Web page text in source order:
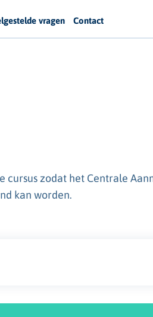
vragen Contact
cursus zodat het Centrale
kan worden.